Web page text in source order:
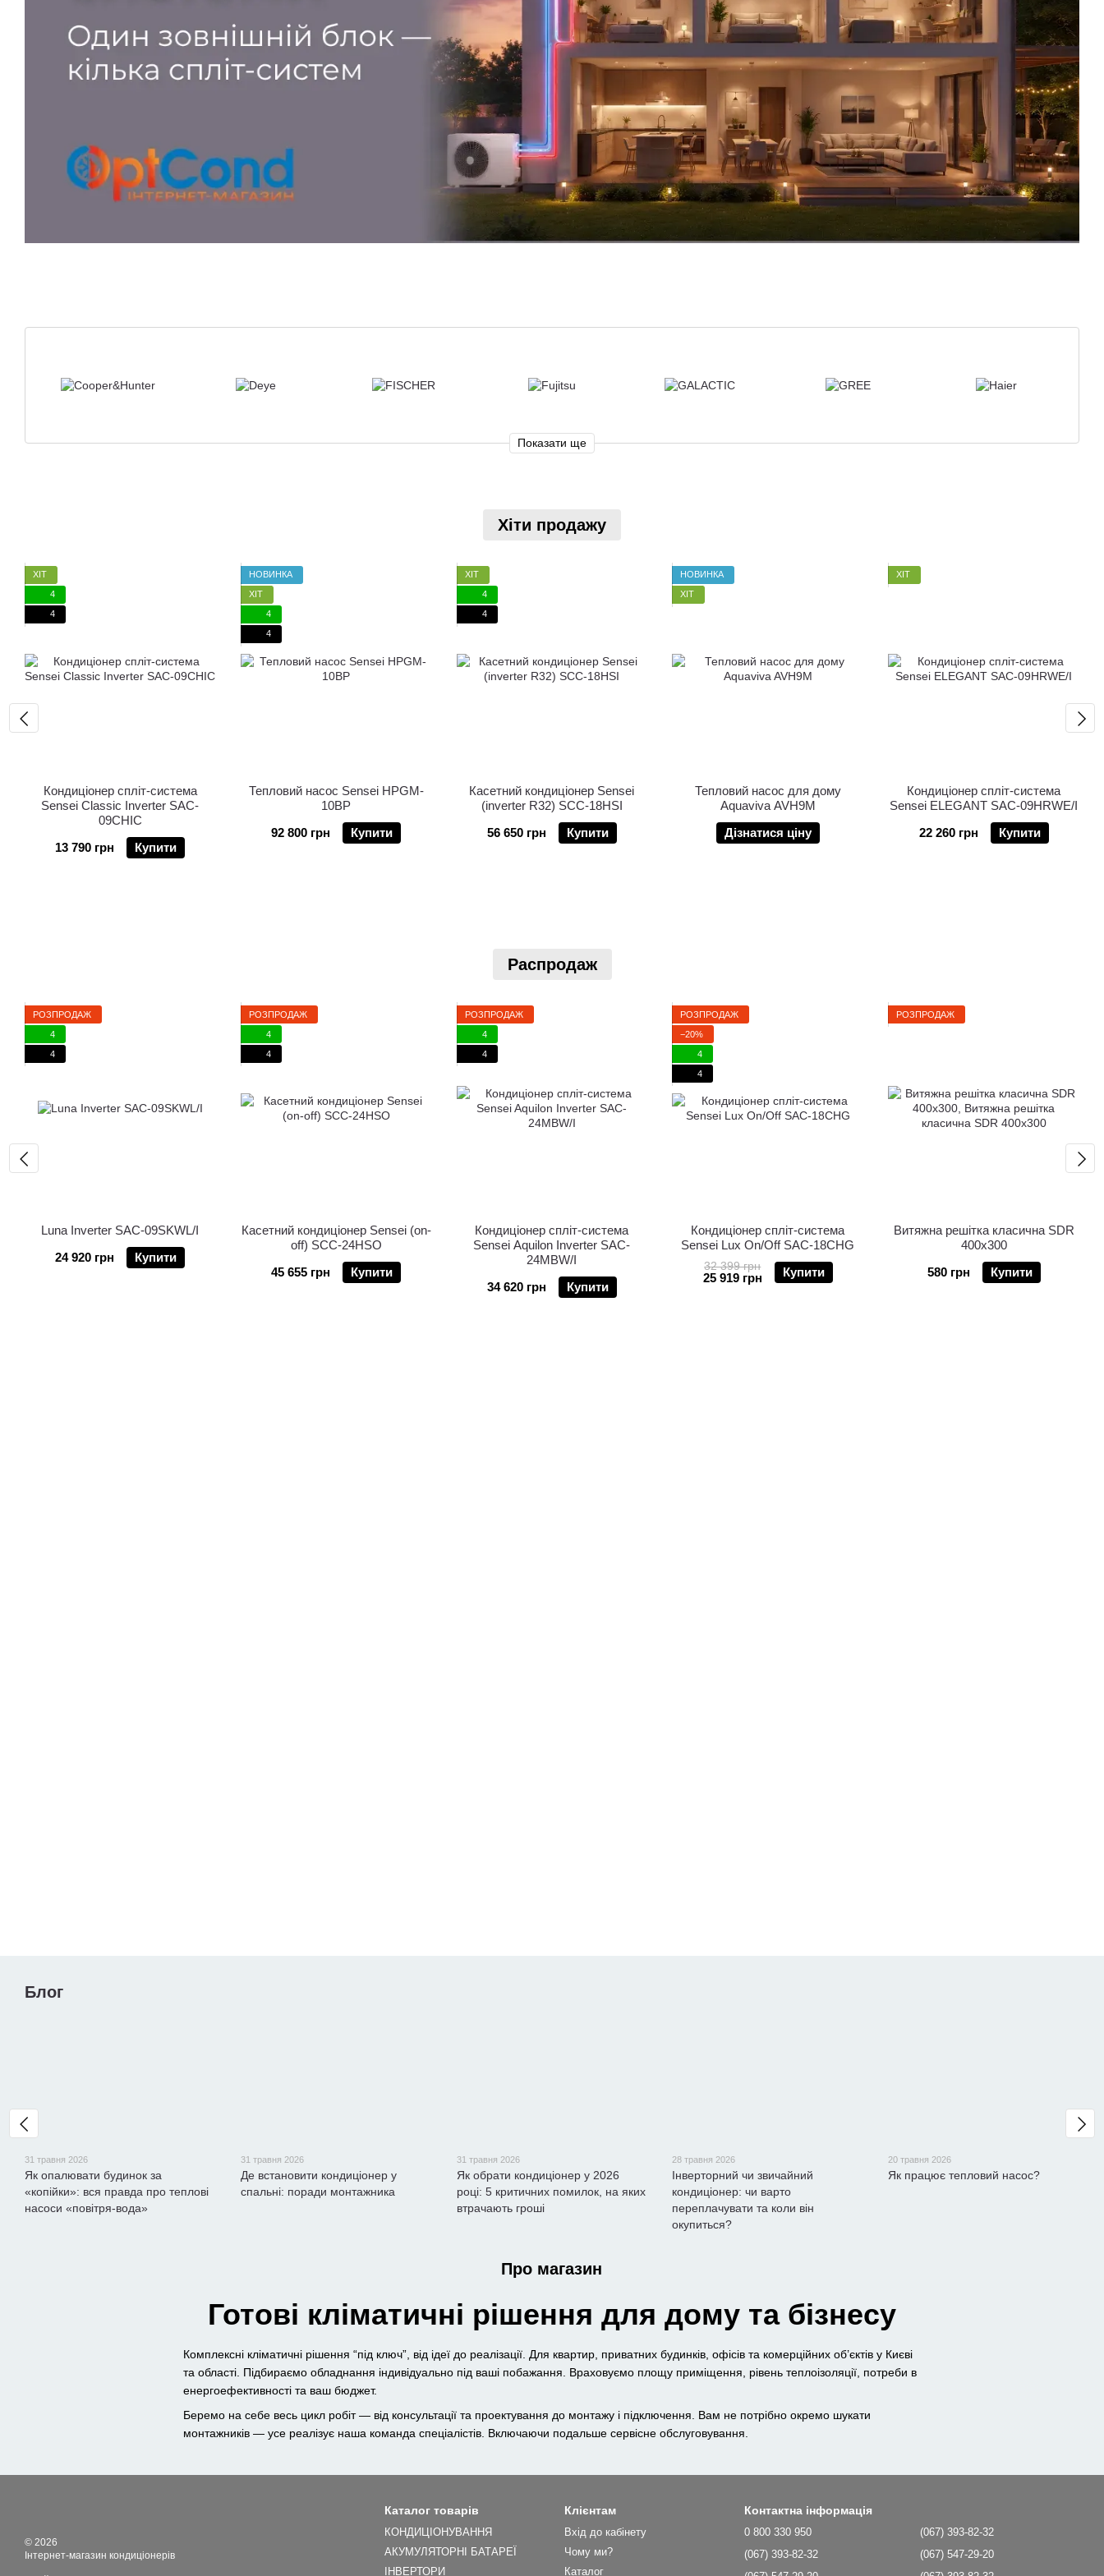
Показати ще
Хіти продажу
ХІТ
4
4
Кондиціонер спліт-система
Sensei Classic Inverter SAC-
09CHIС
13 790 грн
Купити
НОВИНКА
ХІТ
4
4
Тепловий насос Sensei HPGM-
10BP
92 800 грн
Купити
ХІТ
4
4
Касетний кондиціонер Sensei
(inverter R32) SCC-18HSI
56 650 грн
Купити
НОВИНКА
ХІТ
Тепловий насос для дому
Aquaviva AVH9M
Дізнатися ціну
ХІТ
Кондиціонер спліт-система
Sensei ELEGANT SAC-09HRWE/I
22 260 грн
Купити
Распродаж
РОЗПРОДАЖ
4
4
Luna Inverter SAC-09SKWL/I
24 920 грн
Купити
РОЗПРОДАЖ
4
4
Касетний кондиціонер Sensei (on-
off) SCC-24HSO
45 655 грн
Купити
РОЗПРОДАЖ
4
4
Кондиціонер спліт-система
Sensei Aquilon Inverter SAC-
24MBW/I
34 620 грн
Купити
РОЗПРОДАЖ
−20%
4
4
Кондиціонер спліт-система
Sensei Lux On/Off SAC-18CHG
32 399 грн
25 919 грн Купити
РОЗПРОДАЖ
Витяжна решітка класична SDR
400x300
580 грн
Купити
Блог
31 травня 2026
Як опалювати будинок за
«копійки»: вся правда про теплові
насоси «повітря-вода»
31 травня 2026
Де встановити кондиціонер у
спальні: поради монтажника
31 травня 2026
Як обрати кондиціонер у 2026
році: 5 критичних помилок, на яких
втрачають гроші
28 травня 2026
Інверторний чи звичайний
кондиціонер: чи варто
переплачувати та коли він
окупиться?
20 травня 2026
Як працює тепловий насос?
Про магазин
Готові кліматичні рішення для дому та бізнесу
Комплексні кліматичні рішення “під ключ”, від ідеї до реалізації. Для квартир, приватних будинків, офісів та комерційних об’єктів у Києві
та області. Підбираємо обладнання індивідуально під ваші побажання. Враховуємо площу приміщення, рівень теплоізоляції, потреби в
енергоефективності та ваш бюджет.
Беремо на себе весь цикл робіт — від консультації та проектування до монтажу і підключення. Вам не потрібно окремо шукати
монтажників — усе реалізує наша команда спеціалістів. Включаючи подальше сервісне обслуговування.
© 2026
Інтернет-магазин кондиціонерів
Каталог товарів
КОНДИЦІОНУВАННЯ
АКУМУЛЯТОРНІ БАТАРЕЇ
ІНВЕРТОРИ
Клієнтам
Вхід до кабінету
Чому ми?
Каталог
Контактна інформація
0 800 330 950
(067) 393-82-32
(067) 393-82-32
(067) 547-29-20